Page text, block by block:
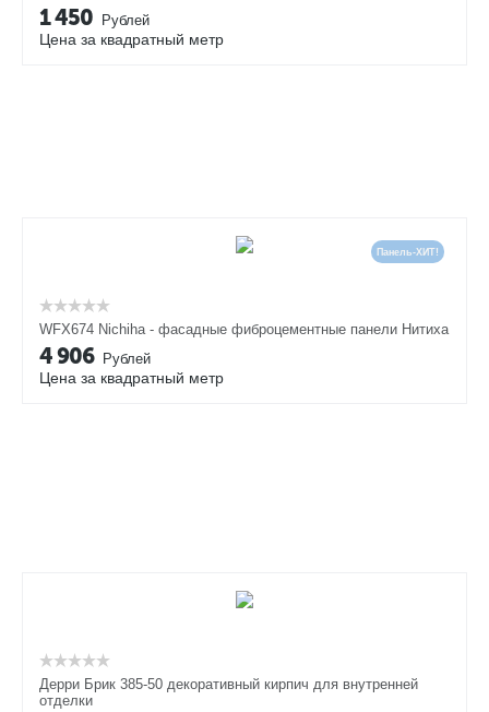
1 450 Рублей
Цена за квадратный метр
Панель-ХИТ!
WFX674 Nichiha - фасадные фиброцементные панели Нитиха
4 906 Рублей
Цена за квадратный метр
Дерри Брик 385-50 декоративный кирпич для внутренней
отделки